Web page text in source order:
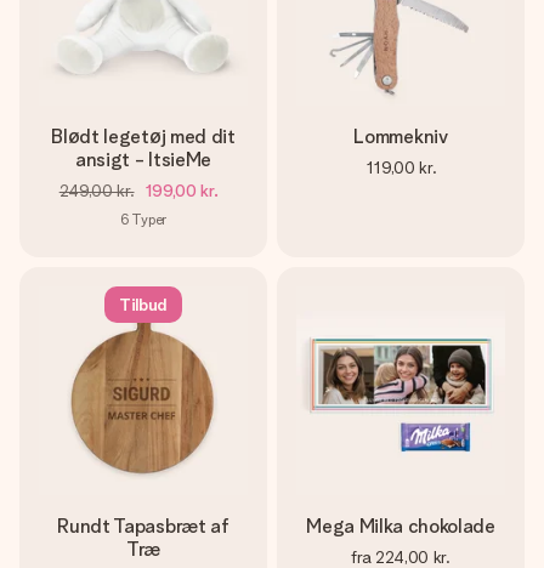
Blødt legetøj med dit
ansigt - ItsieMe
249,00 kr. 199,00 kr.
6 Typer
Lommekniv
119,00 kr.
Tilbud
Rundt Tapasbræt af
Træ
Mega Milka chokolade
fra 224,00 kr.